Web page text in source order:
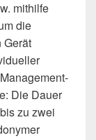
mithilfe
die
Gerät
Die Dauer
zu zwei